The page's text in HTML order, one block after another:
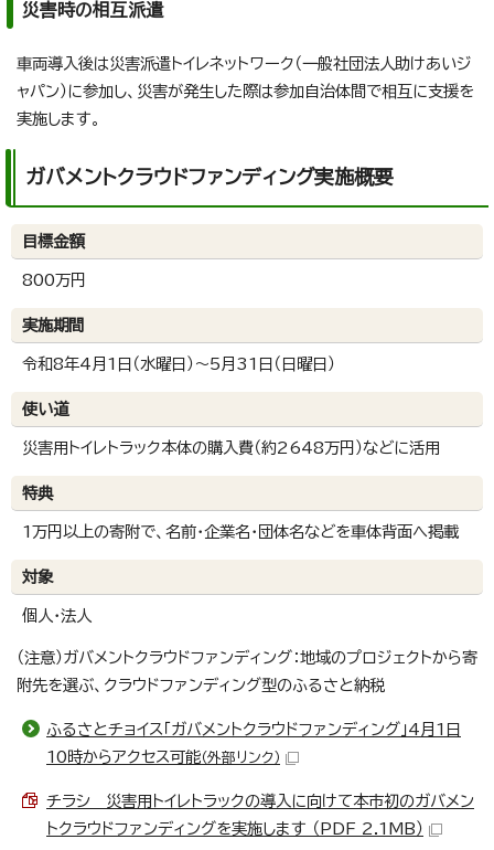
災害時の相互派遣
車両導入後は災害派遣トイレネットワーク（一般社団法人助けあいジ
ャパン）に参加し、災害が発生した際は参加自治体間で相互に支援を
実施します。
ガバメントクラウドファンディング実施概要
目標金額
800万円
実施期間
令和8年4月1日（水曜日）～5月31日（日曜日）
使い道
災害用トイレトラック本体の購入費（約2648万円）などに活用
特典
1万円以上の寄附で、名前・企業名・団体名などを車体背面へ掲載
対象
個人・法人
（注意）ガバメントクラウドファンディング：地域のプロジェクトから寄
附先を選ぶ、クラウドファンディング型のふるさと納税
ふるさとチョイス「ガバメントクラウドファンディング」4月1日
10時からアクセス可能（外部リンク）
チラシ＿災害用トイレトラックの導入に向けて本市初のガバメン
トクラウドファンディングを実施します （PDF 2.1MB）